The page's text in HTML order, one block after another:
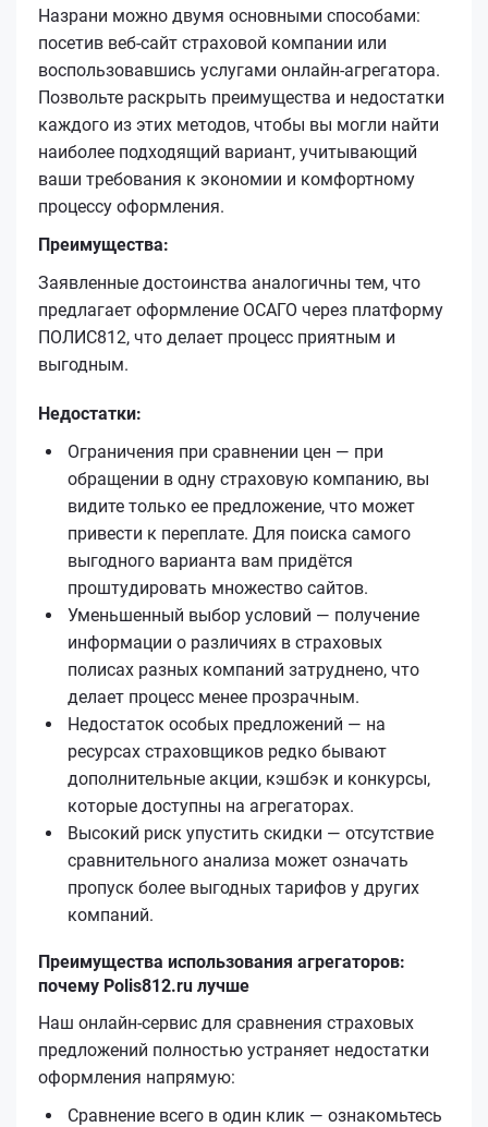
Назрани можно двумя основными способами:
посетив веб-сайт страховой компании или
воспользовавшись услугами онлайн-агрегатора.
Позвольте раскрыть преимущества и недостатки
каждого из этих методов, чтобы вы могли найти
наиболее подходящий вариант, учитывающий
ваши требования к экономии и комфортному
процессу оформления.
Преимущества:
Заявленные достоинства аналогичны тем, что
предлагает оформление ОСАГО через платформу
ПОЛИС812, что делает процесс приятным и
выгодным.
Недостатки:
Ограничения при сравнении цен — при
обращении в одну страховую компанию, вы
видите только ее предложение, что может
привести к переплате. Для поиска самого
выгодного варианта вам придётся
проштудировать множество сайтов.
Уменьшенный выбор условий — получение
информации о различиях в страховых
полисах разных компаний затруднено, что
делает процесс менее прозрачным.
Недостаток особых предложений — на
ресурсах страховщиков редко бывают
дополнительные акции, кэшбэк и конкурсы,
которые доступны на агрегаторах.
Высокий риск упустить скидки — отсутствие
сравнительного анализа может означать
пропуск более выгодных тарифов у других
компаний.
Преимущества использования агрегаторов:
почему Polis812.ru лучше
Наш онлайн-сервис для сравнения страховых
предложений полностью устраняет недостатки
оформления напрямую:
Сравнение всего в один клик — ознакомьтесь